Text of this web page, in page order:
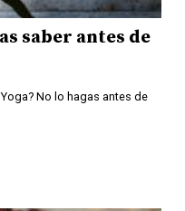
saber antes de
No lo hagas antes de